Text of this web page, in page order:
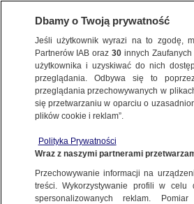
ZDROWIE
ZDROWIE
Lęk i OCD: jak wyjść z
natrętnych
Anna Bielecka
12.11.2025, 11:12
Dbamy o Twoją prywatność
Jeśli użytkownik wyrazi na to zgodę,
Partnerów IAB oraz30 innych
użytkownika i uzyskiwać do nich
przeglądania. Odbywa się to
przeglądania przechowywanych w
się przetwarzaniu w oparciu o
plików cookie i reklam”.
Polityka Prywatności
Wraz z naszymi partnerami
Przechowywanie informacji na
treści. Wykorzystywanie profili w celu
spersonalizowanych reklam.